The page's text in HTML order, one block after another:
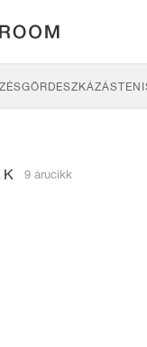
GÖRDESZKÁZÁS
9 árucikk